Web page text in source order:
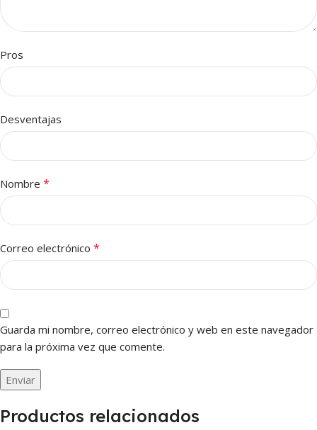
Pros
Desventajas
Nombre *
Correo electrónico *
Guarda mi nombre, correo electrónico y web en este navegador
para la próxima vez que comente.
Productos relacionados